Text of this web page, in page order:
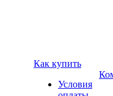
Как купить
Условия